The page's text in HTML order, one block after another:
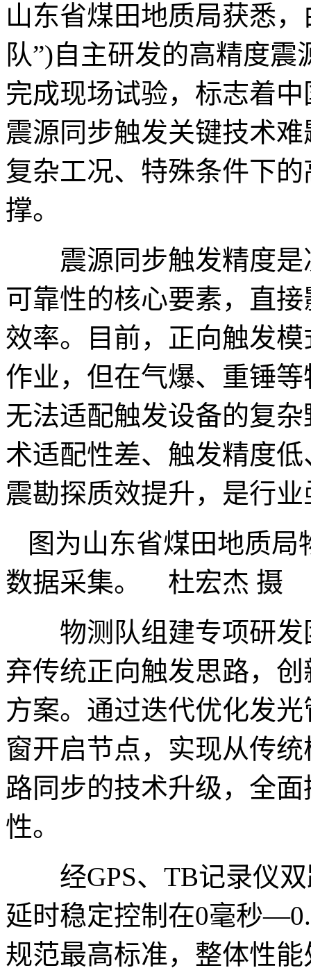
山东省煤田地质局获悉
队”)自主研发的高精度
完成现场试验，标志着
震源同步触发关键技术
复杂工况、特殊条件下
撑。
震源同步触发精度是
可靠性的核心要素，直
效率。目前，正向触发
作业，但在气爆、重锤
无法适配触发设备的复
术适配性差、触发精度
震勘探质效提升，是行
图为山东省煤田地质
数据采集。 杜宏杰 摄
物测队组建专项研发
弃传统正向触发思路，
方案。通过迭代优化发
窗开启节点，实现从传
路同步的技术升级，全
性。
经GPS、TB记录仪双
延时稳定控制在0毫秒
规范最高标准，整体性